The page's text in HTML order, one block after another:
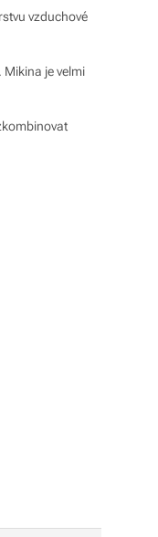
vzduchové
Mikina je velmi